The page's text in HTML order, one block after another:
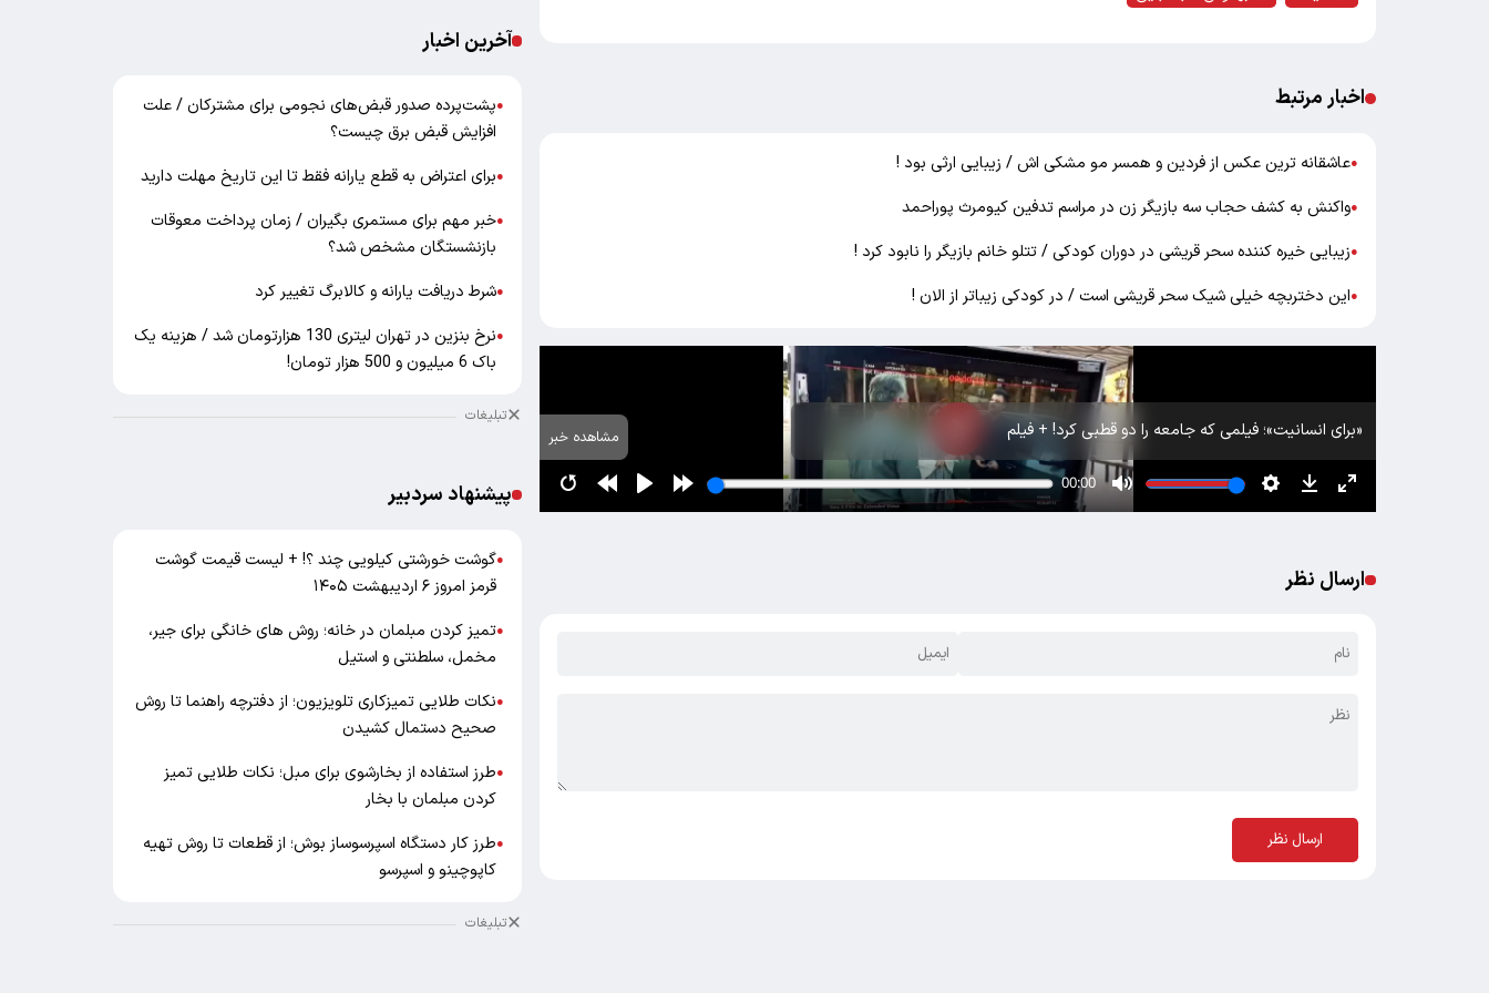
اخبار مرتبط
●عاشقانه ترین عکس از فردین و همسر مو مشکی اش / زیبایی ارثی بود !
●واکنش به کشف حجاب سه بازیگر زن در مراسم تدفین کیومرث پوراحمد
●زیبایی خیره کننده سحر قریشی در دوران کودکی / تتلو خانم بازیگر را نابود کرد !
●این دختربچه خیلی شیک سحر قریشی است / در کودکی زیباتر از الان !
«برای انسانیت»؛ فیلمی که جامعه را دو قطبی کرد! + فیلم مشاهده خبر
ارسال نظر
ارسال نظر
آخرین اخبار
●پشت‌پرده صدور قبض‌های نجومی برای مشترکان / علت
افزایش قبض برق چیست؟
●برای اعتراض به قطع یارانه فقط تا این تاریخ مهلت دارید
●خبر مهم برای مستمری بگیران / زمان پرداخت معوقات
بازنشستگان مشخص شد؟
●شرط دریافت یارانه و کالابرگ تغییر کرد
●
نرخ بنزین در تهران لیتری 130 هزارتومان شد / هزینه یک
باک 6 میلیون و 500 هزار تومان!
تبلیغات
پیشنهاد سردبیر
●گوشت خورشتی کیلویی چند ؟! + لیست قیمت گوشت
قرمز امروز ۶ اردیبهشت ۱۴۰۵
●تمیز کردن مبلمان در خانه؛ روش های خانگی برای جیر،
مخمل، سلطنتی و استیل
●نکات طلایی تمیزکاری تلویزیون؛ از دفترچه راهنما تا روش
صحیح دستمال کشیدن
●طرز استفاده از بخارشوی برای مبل؛ نکات طلایی تمیز
کردن مبلمان با بخار
●طرز کار دستگاه اسپرسوساز بوش؛ از قطعات تا روش تهیه
کاپوچینو و اسپرسو
تبلیغات